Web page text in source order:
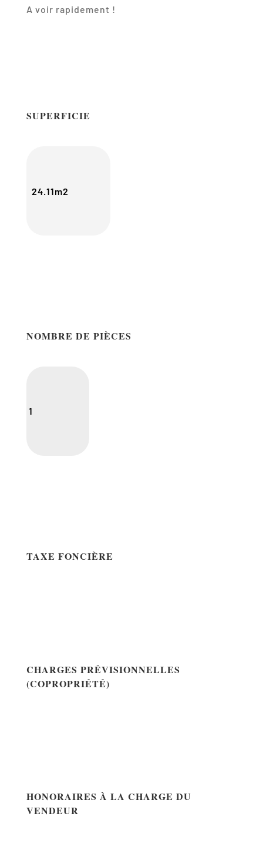
A voir rapidement !
SUPERFICIE
24.11m2
NOMBRE DE PIÈCES
1
TAXE FONCIÈRE
CHARGES PRÉVISIONNELLES
(COPROPRIÉTÉ)
HONORAIRES À LA CHARGE DU
VENDEUR